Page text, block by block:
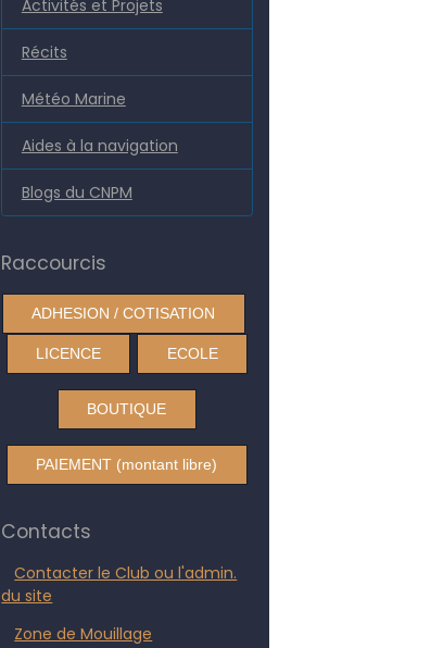
Activités et Projets
Récits
Météo Marine
Aides à la navigation
Blogs du CNPM
Raccourcis
ADHESION / COTISATION
LICENCE ECOLE
BOUTIQUE
PAIEMENT (montant libre)
Contacts
Contacter le Club ou l'admin.
du site
Zone de Mouillage